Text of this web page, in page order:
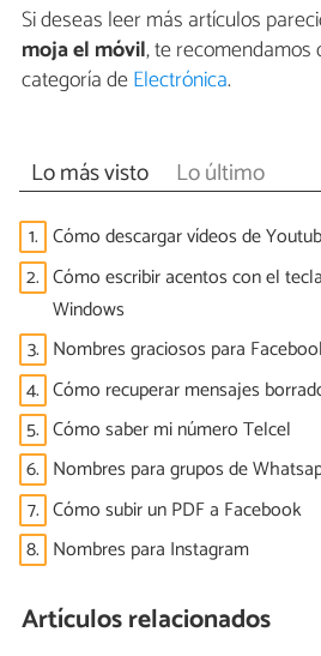
Si deseas leer más artículos
moja el móvil, te
categoría deElectrónica.
Lo más visto Lo último
1. Cómo descargar vídeos de
2. Cómo escribir acentos con el
Windows
3. Nombres graciosos para
4. Cómo recuperar mensajes
5. Cómo saber mi número Telcel
6. Nombres para grupos de
7. Cómo subir un PDF a Facebook
8. Nombres para Instagram
Artículos relacionados